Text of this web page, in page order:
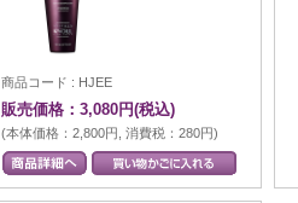
商品コード : HJEE
販売価格：3,080円(税込)
(本体価格：2,800円, 消費税：280円)